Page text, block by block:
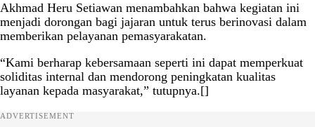
Akhmad Heru Setiawan menambahkan bahwa kegiatan ini
menjadi dorongan bagi jajaran untuk terus berinovasi dalam
memberikan pelayanan pemasyarakatan.
“Kami berharap kebersamaan seperti ini dapat memperkuat
soliditas internal dan mendorong peningkatan kualitas
layanan kepada masyarakat,” tutupnya.[]
ADVERTISEMENT